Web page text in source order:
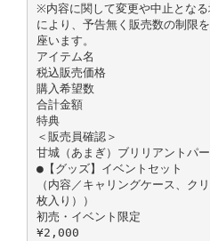
※内容に関して変更や中止とな
により、予告無く販売数の制限
座います。
アイテム名
税込販売価格
購入希望数
合計金額
特典
＜販売員確認＞
甘城（あまぎ）ブリリアントパ
●【グッズ】イベントセット
（内容／キャリングケース、ク
枚入り））
初売・イベント限定
¥2,000